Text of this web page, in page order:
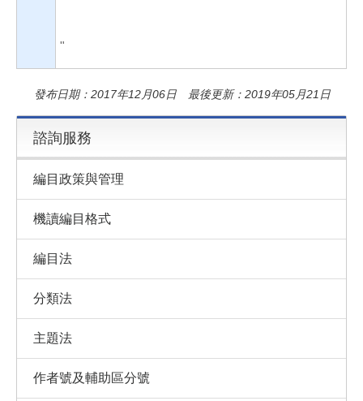
"
發布日期：2017年12月06日 最後更新：2019年05月21日
諮詢服務
編目政策與管理
機讀編目格式
編目法
分類法
主題法
作者號及輔助區分號